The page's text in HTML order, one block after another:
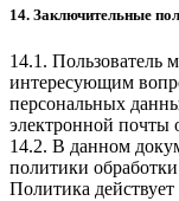
14. Заключительные
14.1. Пользователь
интересующим
персональных
электронной почты
14.2. В данном
политики
Политика